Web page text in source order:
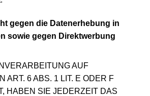
gegen die Datenerhebung in
sowie gegen Direktwerbung
AUF
ART. 6 ABS. 1 LIT. E ODER F
HABEN SIE JEDERZEIT DAS